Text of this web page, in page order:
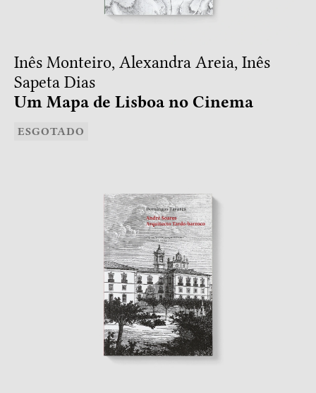
Inês Monteiro, Alexandra Areia, Inês
Sapeta Dias
Um Mapa de Lisboa no Cinema
ESGOTADO